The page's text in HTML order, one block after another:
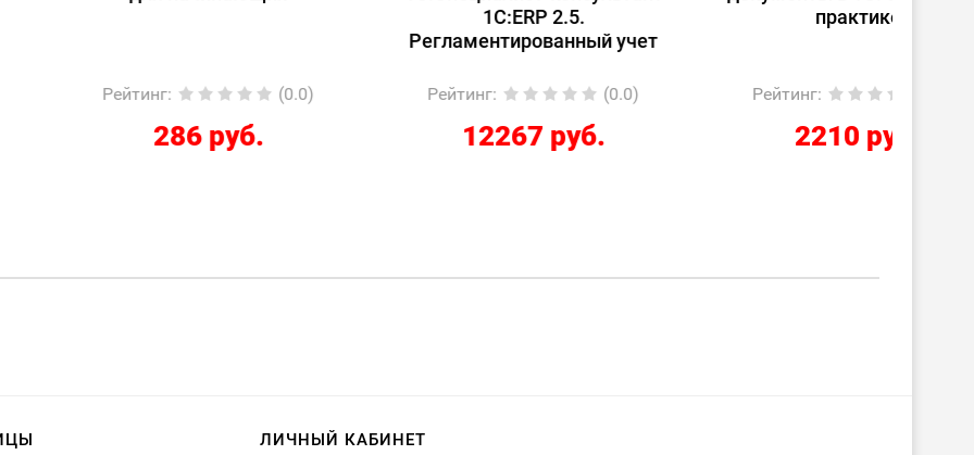
(0.0)
Регламентированный учет
Рейтинг (0.0)
12267 руб.
Рейтинг (0.0)
2210 руб.
ЛИЧНЫЙ КАБИНЕТ